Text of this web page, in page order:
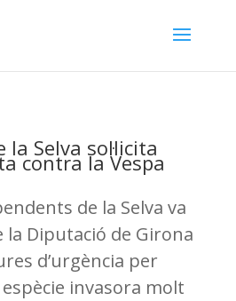
Selva sol·licita
contra la Vespa
de la Selva va
la Diputació de Girona
d’urgència per
invasora molt